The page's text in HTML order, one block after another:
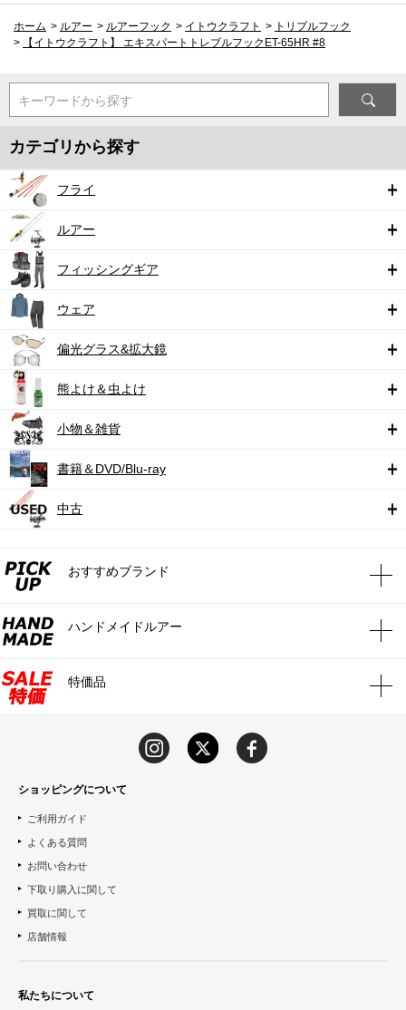
ホーム > ルアー > ルアーフック > イトウクラフト > トリプルフック
>
【イトウクラフト】 エキスパートトレブルフックET-65HR #8
キーワードから探す
カテゴリから探す
フライ
ルアー
フィッシングギア
ウェア
偏光グラス&拡大鏡
熊よけ＆虫よけ
小物＆雑貨
書籍＆DVD/Blu-ray
中古
おすすめブランド
ハンドメイドルアー
特価品
ショッピングについて
ご利用ガイド
よくある質問
お問い合わせ
下取り購入に関して
買取に関して
店舗情報
私たちについて